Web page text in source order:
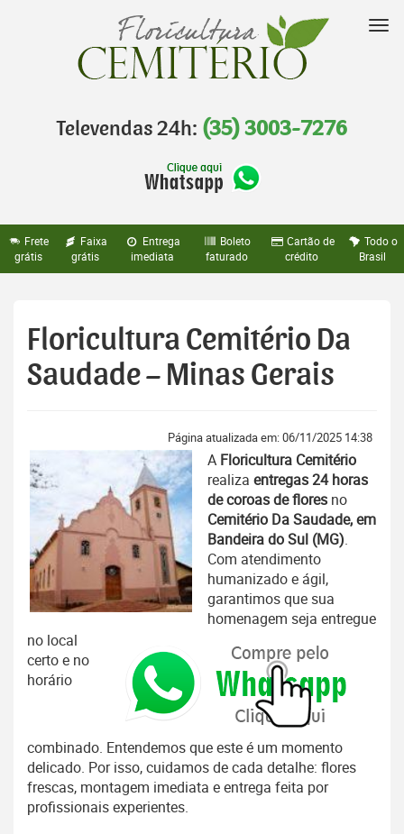
Televendas 24h: (35) 3003-7276
Frete
grátis
Faixa
grátis
Entrega
imediata
Boleto
faturado
Cartão de
crédito
Todo o
Brasil
Floricultura Cemitério Da
Saudade – Minas Gerais
Página atualizada em: 06/11/2025 14:38
A Floricultura Cemitério
realiza entregas 24 horas
de coroas de flores no
Cemitério Da Saudade, em
Bandeira do Sul (MG).
Com atendimento
humanizado e ágil,
garantimos que sua
homenagem seja entregue
no local
certo e no
horário
combinado. Entendemos que este é um momento
delicado. Por isso, cuidamos de cada detalhe: flores
frescas, montagem imediata e entrega feita por
profissionais experientes.